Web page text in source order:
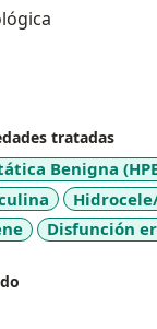
tratadas
Benigna
Disfunción